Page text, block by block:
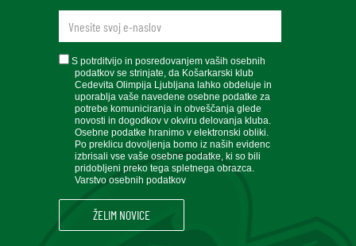
newsletteremail
soglasje
S potrditvijo in posredovanjem vaših osebnih
podatkov se strinjate, da Košarkarski klub
Cedevita Olimpija Ljubljana lahko obdeluje in
uporablja vaše navedene osebne podatke za
potrebe komuniciranja in obveščanja glede
novosti in dogodkov v okviru delovanja kluba.
Osebne podatke hranimo v elektronski obliki.
Po preklicu dovoljenja bomo iz naših evidenc
izbrisali vse vaše osebne podatke, ki so bili
pridobljeni preko tega spletnega obrazca.
Varstvo osebnih podatkov